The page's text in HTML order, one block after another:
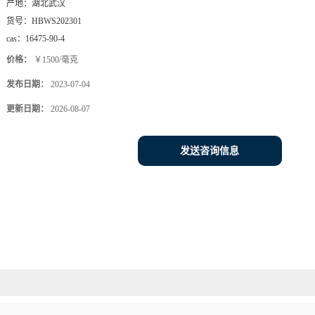
产地： 湖北武汉
货号： HBWS202301
cas： 16475-90-4
价格： ￥1500/毫克
发布日期： 2023-07-04
更新日期： 2026-08-07
发送咨询信息